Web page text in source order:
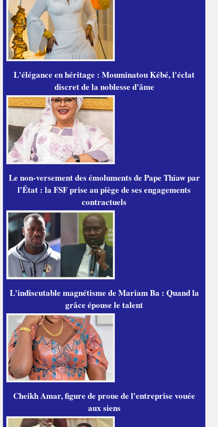
L'élégance en héritage : Mouminatou Kébé, l'éclat
discret de la noblesse d'âme
Le non-versement des émoluments de Pape Thiaw par
l'État : la FSF prise au piège de ses engagements
contractuels
L'indiscutable magnétisme de Mariam Ba : Quand la
grâce épouse le talent
Cheikh Amar, figure de proue de l'entreprise vouée
aux siens